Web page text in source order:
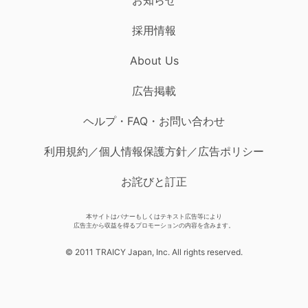
採用情報
About Us
広告掲載
ヘルプ・FAQ・お問い合わせ
利用規約／個人情報保護方針／広告ポリシー
お詫びと訂正
本サイトはバナーもしくはテキスト広告等により
広告主から収益を得るプロモーションの内容を含みます。
© 2011 TRAICY Japan, Inc. All rights reserved.